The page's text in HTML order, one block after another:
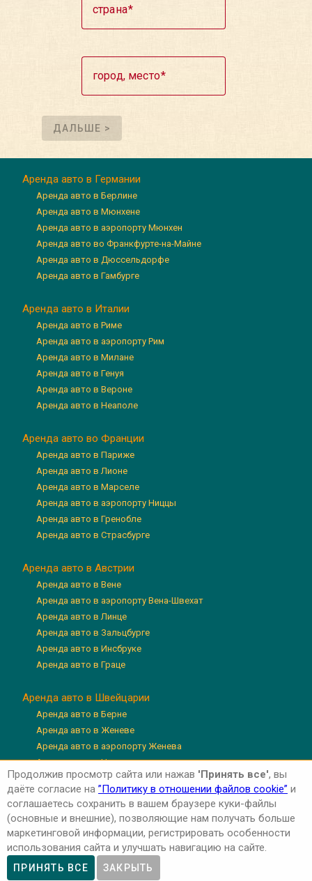
страна
город, место
ДАЛЬШЕ >
Аренда авто в Германии
Аренда авто в Берлине
Аренда авто в Мюнхене
Аренда авто в аэропорту Мюнхен
Аренда авто во Франкфурте-на-Майне
Аренда авто в Дюссельдорфе
Аренда авто в Гамбурге
Аренда авто в Италии
Аренда авто в Риме
Аренда авто в аэропорту Рим
Аренда авто в Милане
Аренда авто в Генуя
Аренда авто в Вероне
Аренда авто в Неаполе
Аренда авто во Франции
Аренда авто в Париже
Аренда авто в Лионе
Аренда авто в Марселе
Аренда авто в аэропорту Ниццы
Аренда авто в Гренобле
Аренда авто в Страсбурге
Аренда авто в Австрии
Аренда авто в Вене
Аренда авто в аэропорту Вена-Швехат
Аренда авто в Линце
Аренда авто в Зальцбурге
Аренда авто в Инсбруке
Аренда авто в Граце
Аренда авто в Швейцарии
Аренда авто в Берне
Аренда авто в Женеве
Аренда авто в аэропорту Женева
Аренда авто в Цюрихе
Аренда авто в аэропорту Цюрих
Аренда авто в Люцерне
Авторские права © 2026 'Авто-Аренда'
Privacy Policy
Продолжив просмотр сайта или нажав 'Принять все', вы
даёте согласие на ”Политику в отношении файлов cookie” и
соглашаетесь сохранить в вашем браузере куки-файлы
(основные и внешние), позволяющие нам получать больше
маркетинговой информации, регистрировать особенности
использования сайта и улучшать навигацию на сайте.
ПРИНЯТЬ ВСЕ ЗАКРЫТЬ